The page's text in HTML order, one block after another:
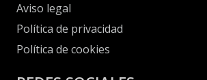
Aviso legal
Política de privacidad
Política de cookies